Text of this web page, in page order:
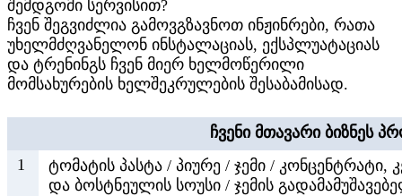
შემდგომი სერვისით?
ჩვენ შეგვიძლია გამოვგზავნოთ ინჟინრები, რათა
უხელმძღვანელონ ინსტალაციას, ექსპლუატაციას
და ტრენინგს ჩვენ მიერ ხელმოწერილი
მომსახურების ხელშეკრულების შესაბამისად.
ჩვენი მთავარი ბიზნეს
1
ტომატის პასტა / პიურე / ჯემი / კონცენტრატი,
და ბოსტნეულის სოუსი / ჯემის